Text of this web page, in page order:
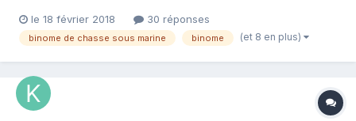
sur le camping l'Artaudois 529 Chemin de l'Artaude, 83220 Le
Pradet. Y a t'il des club dans le coin ?...
le 18 février 2018 30 réponses
binome de chasse sous marine binome (et 8 en plus)